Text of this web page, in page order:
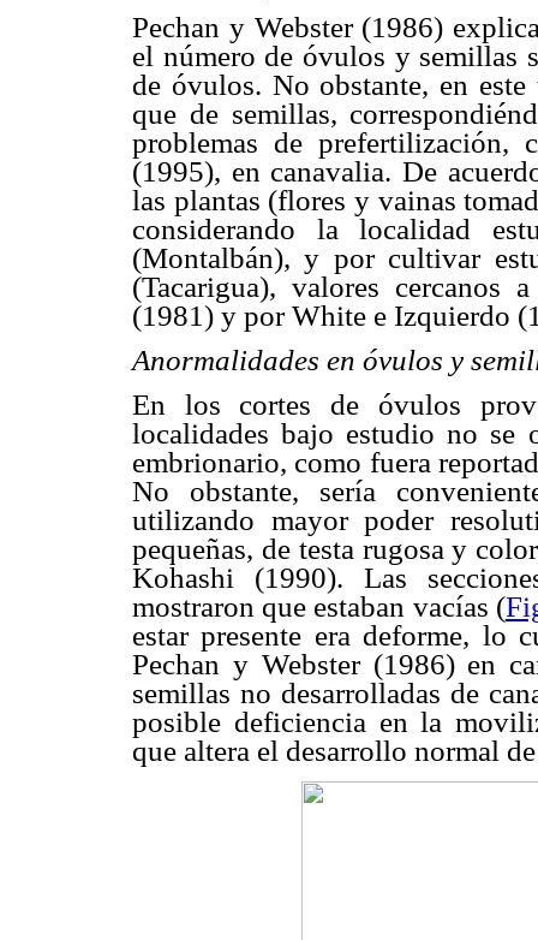
Pechan y Webster (1986)
el número de óvulos y semillas
de óvulos. No obstante, en
que de semillas,
problemas de prefertilización,
(1995), en canavalia. De
las plantas (flores y vainas
considerando la localidad
(Montalbán), y por cultivar
(Tacarigua), valores
(1981) y por White e Izquierdo
Anormalidades en óvulos y
En los cortes de óvulos
localidades bajo estudio no se
embrionario, como fuera
No obstante, sería
utilizando mayor poder
pequeñas, de testa rugosa y
Kohashi (1990). Las
mostraron que estaban vacías (
estar presente era deforme, lo
Pechan y Webster (1986) en
semillas no desarrolladas de
posible deficiencia en la
que altera el desarrollo normal